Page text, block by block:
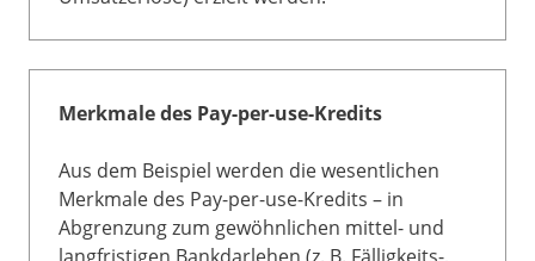
Merkmale des Pay-per-use-Kredits
Aus dem Beispiel werden die wesentlichen
Merkmale des Pay-per-use-Kredits – in
Abgrenzung zum gewöhnlichen mittel- und